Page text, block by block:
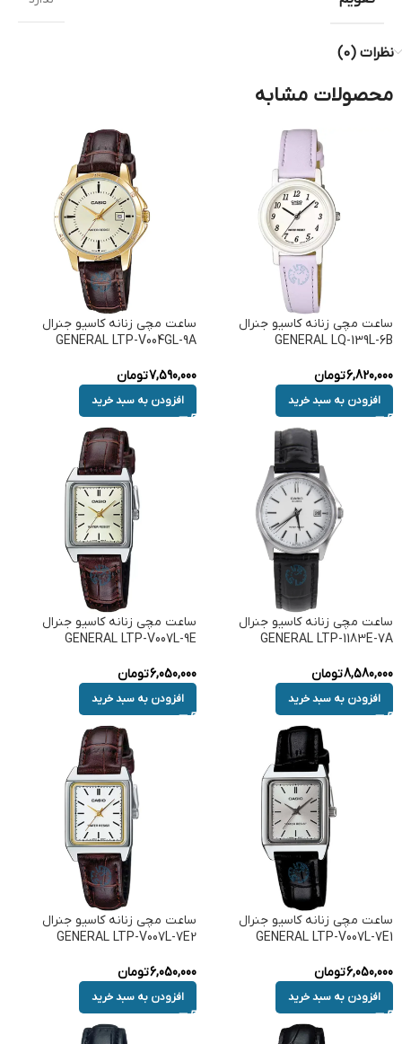
نظرات (0)
محصولات مشابه
ساعت مچی زنانه کاسیو جنرال
GENERAL LQ-139L-6B
6,820,000تومان
افزودن به سبد خرید
ساعت مچی زنانه کاسیو جنرال
GENERAL LTP-V004GL-9A
7,590,000تومان
افزودن به سبد خرید
ساعت مچی زنانه کاسیو جنرال
GENERAL LTP-1183E-7A
8,580,000تومان
افزودن به سبد خرید
ساعت مچی زنانه کاسیو جنرال
GENERAL LTP-V007L-9E
6,050,000تومان
افزودن به سبد خرید
ساعت مچی زنانه کاسیو جنرال
GENERAL LTP-V007L-7E1
6,050,000تومان
افزودن به سبد خرید
ساعت مچی زنانه کاسیو جنرال
GENERAL LTP-V007L-7E2
6,050,000تومان
افزودن به سبد خرید